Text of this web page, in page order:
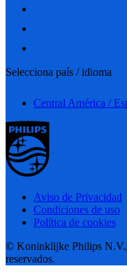
Selecciona país / idioma
Central América /
Aviso de Privacidad
Condiciones de uso
Política de cookies
© Koninklijke Philips N.V.,
reservados.